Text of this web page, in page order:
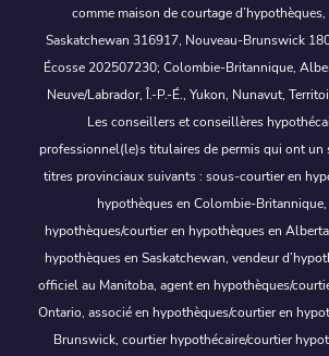
comme maison de courtage
Saskatchewan 316917, Nouveau-Brunswick
Écosse 202507230; Colombie-Britannique,
Neuve/Labrador, Î.-P.-É., Yukon, Nunavut,
Les conseillers et conseillères
professionnel(le)s titulaires de permis qui ont un
titres provinciaux suivants : sous-courtier en
hypothèques en Colombie-Britannique,
hypothèques/courtier en hypothèques en
hypothèques en Saskatchewan, vendeur
officiel au Manitoba, agent en hypothèques/
Ontario, associé en hypothèques/courtier en
Brunswick, courtier hypothécaire/courtier